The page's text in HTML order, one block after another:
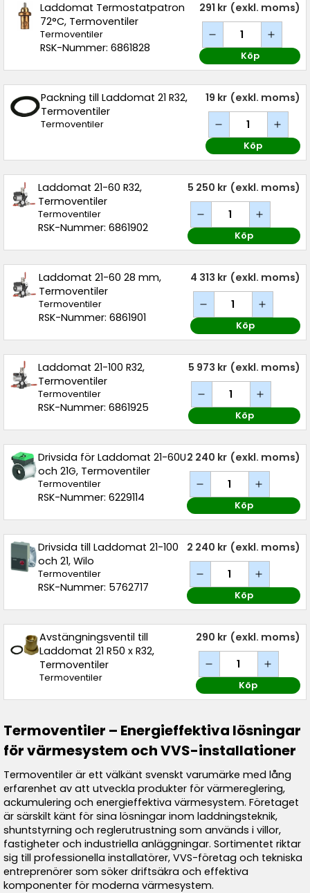
Laddomat Termostatpatron
72°C, Termoventiler
Termoventiler
RSK-Nummer: 6861828
291 kr (exkl. moms)
Köp
Packning till Laddomat 21 R32,
Termoventiler
Termoventiler
19 kr (exkl. moms)
Köp
Laddomat 21-60 R32,
Termoventiler
Termoventiler
RSK-Nummer: 6861902
5 250 kr (exkl. moms)
Köp
Laddomat 21-60 28 mm,
Termoventiler
Termoventiler
RSK-Nummer: 6861901
4 313 kr (exkl. moms)
Köp
Laddomat 21-100 R32,
Termoventiler
Termoventiler
RSK-Nummer: 6861925
5 973 kr (exkl. moms)
Köp
Drivsida för Laddomat 21-60U
och 21G, Termoventiler
Termoventiler
RSK-Nummer: 6229114
2 240 kr (exkl. moms)
Köp
Drivsida till Laddomat 21-100
och 21, Wilo
Termoventiler
RSK-Nummer: 5762717
2 240 kr (exkl. moms)
Köp
Avstängningsventil till
Laddomat 21 R50 x R32,
Termoventiler
Termoventiler
290 kr (exkl. moms)
Köp
Termoventiler – Energieffektiva lösningar
för värmesystem och VVS-installationer
Termoventiler är ett välkänt svenskt varumärke med lång
erfarenhet av att utveckla produkter för värmereglering,
ackumulering och energieffektiva värmesystem. Företaget
är särskilt känt för sina lösningar inom laddningsteknik,
shuntstyrning och reglerutrustning som används i villor,
fastigheter och industriella anläggningar. Sortimentet riktar
sig till professionella installatörer, VVS-företag och tekniska
entreprenörer som söker driftsäkra och effektiva
komponenter för moderna värmesystem.